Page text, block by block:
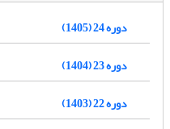
دوره 24 (1405)
دوره 23 (1404)
دوره 22 (1403)